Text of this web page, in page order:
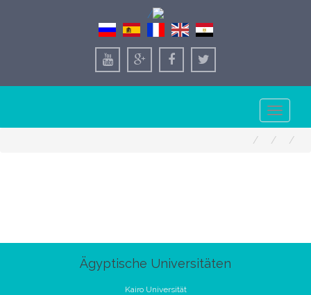
Toggle
navigation
Ägyptische Universitäten
Kairo Universität